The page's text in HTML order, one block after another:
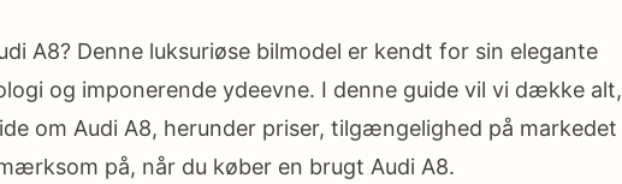
A8? Denne luksuriøse bilmodel er kendt for sin elegante
og imponerende ydeevne. I denne guide vil vi dække alt,
om Audi A8, herunder priser, tilgængelighed på markedet
på, når du køber en brugt Audi A8.